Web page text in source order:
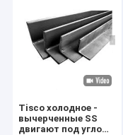
Tisco холодное -
вычерченные SS
двигают под углом